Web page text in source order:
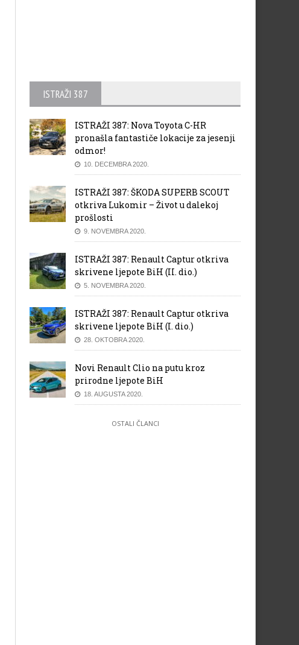
ISTRAŽI 387
ISTRAŽI 387: Nova Toyota C-HR
pronašla fantastiče lokacije za jesenji
odmor!
10. DECEMBRA 2020.
ISTRAŽI 387: ŠKODA SUPERB SCOUT
otkriva Lukomir – Život u dalekoj
prošlosti
9. NOVEMBRA 2020.
ISTRAŽI 387: Renault Captur otkriva
skrivene ljepote BiH (II. dio.)
5. NOVEMBRA 2020.
ISTRAŽI 387: Renault Captur otkriva
skrivene ljepote BiH (I. dio.)
28. OKTOBRA 2020.
Novi Renault Clio na putu kroz
prirodne ljepote BiH
18. AUGUSTA 2020.
OSTALI ČLANCI